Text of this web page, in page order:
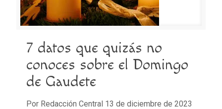
7 datos que quizás no
conoces sobre el Domingo
de Gaudete
Por Redacción Central 13 de diciembre de 2023